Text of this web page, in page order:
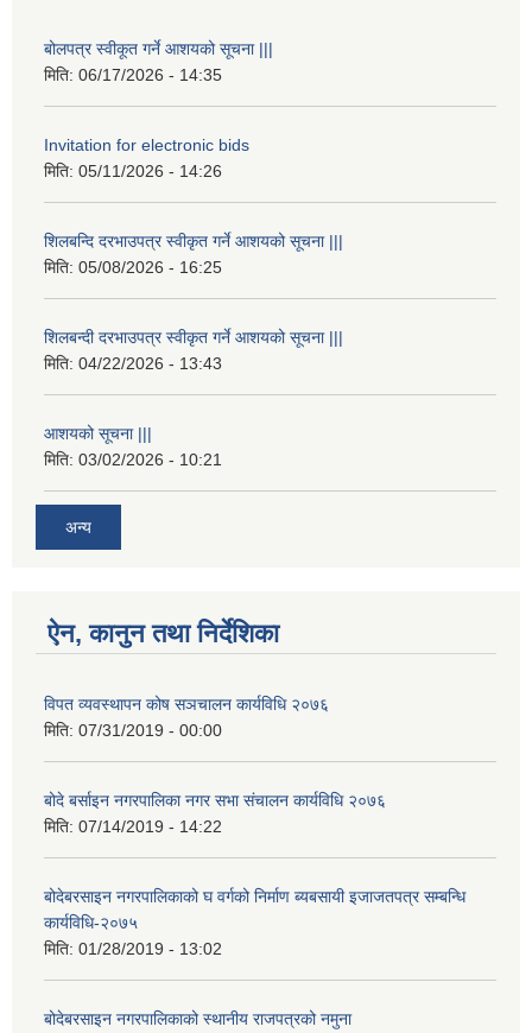
बोलपत्र स्वीकूत गर्ने आशयको सूचना |||
मिति: 06/17/2026 - 14:35
Invitation for electronic bids
मिति: 05/11/2026 - 14:26
शिलबन्दि दरभाउपत्र स्वीकृत गर्ने आशयको सूचना |||
मिति: 05/08/2026 - 16:25
शिलबन्दी दरभाउपत्र स्वीकृत गर्ने आशयको सूचना |||
मिति: 04/22/2026 - 13:43
आशयको सूचना |||
मिति: 03/02/2026 - 10:21
अन्य
ऐन, कानुन तथा निर्देशिका
विपत व्यवस्थापन कोष सञचालन कार्यविधि २०७६
मिति: 07/31/2019 - 00:00
बोदे बर्साइन नगरपालिका नगर सभा संचालन कार्यविधि २०७६
मिति: 07/14/2019 - 14:22
बोदेबरसाइन नगरपालिकाको घ वर्गको निर्माण ब्यबसायी इजाजतपत्र सम्बन्धि
कार्यविधि-२०७५
मिति: 01/28/2019 - 13:02
बोदेबरसाइन नगरपालिकाको स्थानीय राजपत्रको नमुना